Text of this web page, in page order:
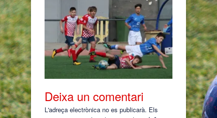
Deixa un comentari
L'adreça electrònica no es publicarà. Els